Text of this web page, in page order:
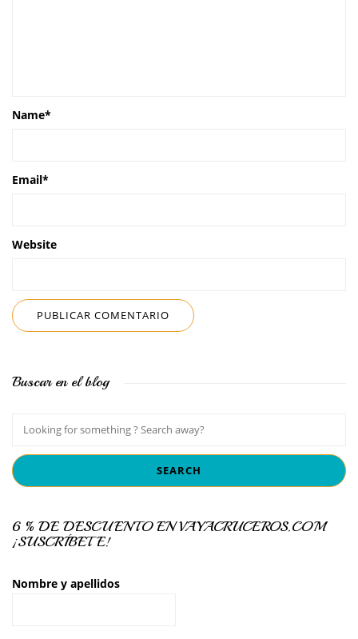
Name*
Email*
Website
Buscar en el blog
6 % DE DESCUENTO EN VAYACRUCEROS.COM
¡SUSCRÍBETE!
Nombre y apellidos